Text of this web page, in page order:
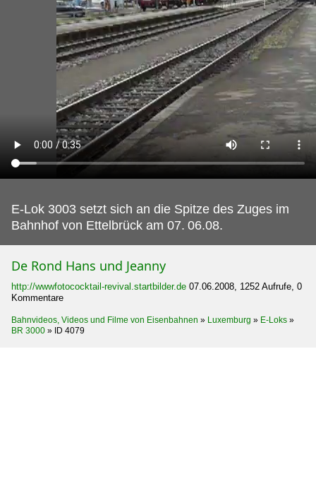
E-Lok 3003 setzt sich an die Spitze des Zuges im
Bahnhof von Ettelbrück am 07. 06.08.
De Rond Hans und Jeanny
http://wwwfotococktail-revival.startbilder.de 07.06.2008, 1252 Aufrufe, 0
Kommentare
Bahnvideos, Videos und Filme von Eisenbahnen » Luxemburg » E-Loks »
BR 3000 » ID 4079